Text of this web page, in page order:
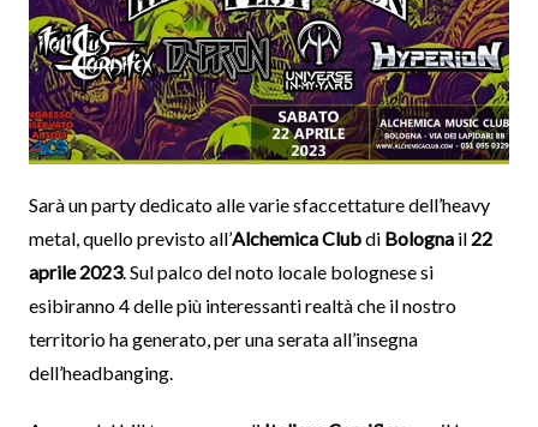
Sarà un party dedicato alle varie sfaccettature dell’heavy
metal, quello previsto all’Alchemica Clubdi Bolognail 22
aprile 2023. Sul palco del noto locale bolognese si
esibiranno 4 delle più interessanti realtà che il nostro
territorio ha generato, per una serata all’insegna
dell’headbanging.